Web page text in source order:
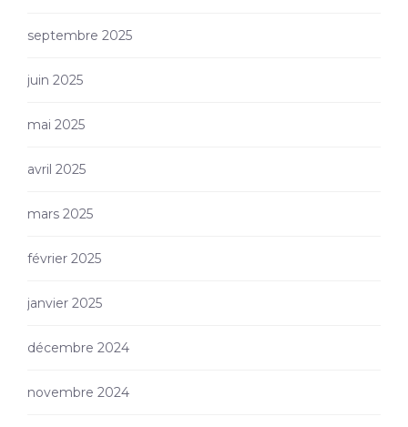
septembre 2025
juin 2025
mai 2025
avril 2025
mars 2025
février 2025
janvier 2025
décembre 2024
novembre 2024